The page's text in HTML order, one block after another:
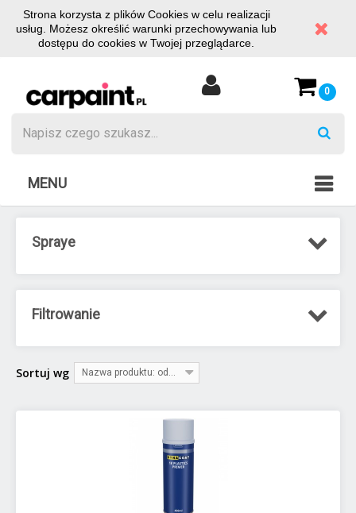
Strona korzysta z plików Cookies w celu realizacji
usług. Możesz określić warunki przechowywania lub
dostępu do cookies w Twojej przeglądarce.
0
MENU
Spraye
Filtrowanie
Sortuj wg